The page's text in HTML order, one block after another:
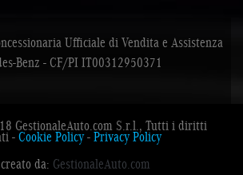
Ufficiale di Vendita e Assistenza
Benz - CF/PI IT00312950371
GestionaleAuto.com S.r.l., Tutti i diritti
-Cookie Policy-Privacy Policy
da: GestionaleAuto.com